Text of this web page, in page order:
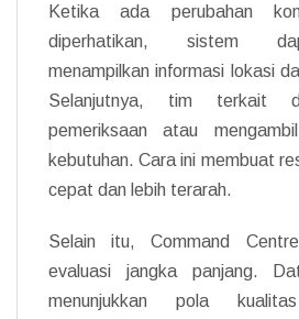
Ketika ada perubahan
diperhatikan, sistem
menampilkan informasi lokasi
Selanjutnya, tim terkait
pemeriksaan atau
kebutuhan. Cara ini membuat
cepat dan lebih terarah.
Selain itu, Command
evaluasi jangka panjang.
menunjukkan pola